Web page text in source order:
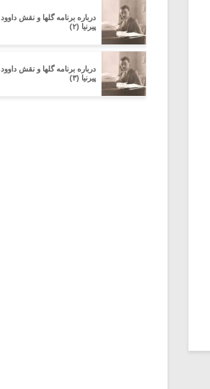
درباره برنامه گلها و نقش داوود
پیرنیا (۲)
درباره برنامه گلها و نقش داوود
پیرنیا (۳)